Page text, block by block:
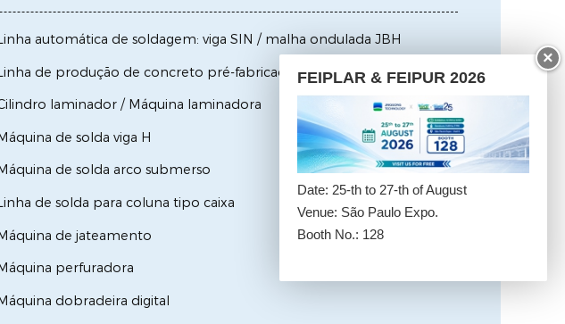
automática de soldagem: viga SIN / malha ondulada JBH
de produção de concreto pré-fabricado
laminador / Máquina laminadora
de solda viga H
Máquina de solda arco submerso
de solda para coluna tipo caixa
de jateamento
perfuradora
dobradeira digital
×
FEIPLAR & FEIPUR 2026
Date: 25-th to 27-th of August
Venue: São Paulo Expo.
Booth No.: 128